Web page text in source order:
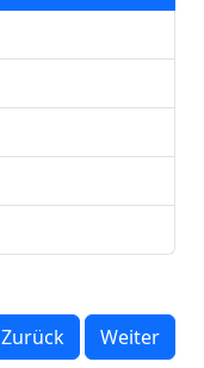
Zurück Weiter